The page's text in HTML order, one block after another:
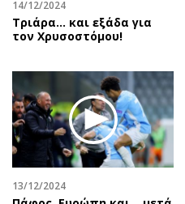
14/12/2024
Τριάρα… και εξάδα για
τον Χρυσοστόμου!
13/12/2024